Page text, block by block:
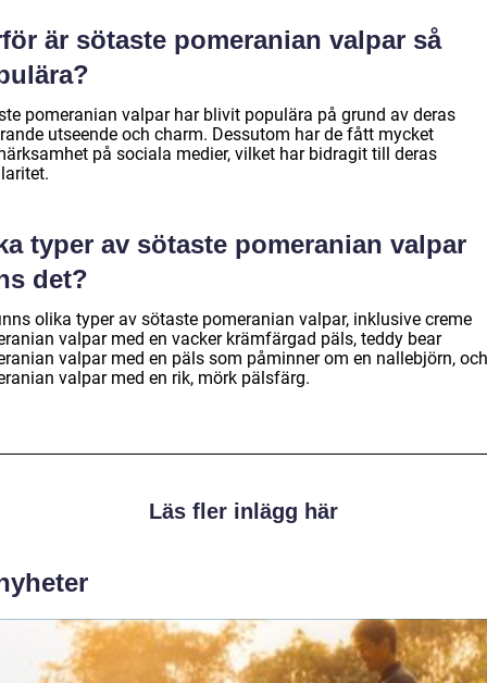
är sötaste pomeranian valpar så
pomeranian valpar har blivit populära på grund av deras
utseende och charm. Dessutom har de fått mycket
på sociala medier, vilket har bidragit till deras
typer av sötaste pomeranian valpar
det?
olika typer av sötaste pomeranian valpar, inklusive creme
valpar med en vacker krämfärgad päls, teddy bear
valpar med en päls som påminner om en nallebjörn,
valpar med en rik, mörk pälsfärg.
Läs fler inlägg här